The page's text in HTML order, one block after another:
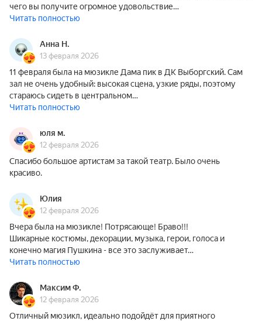
чего вы получите огромное удовольствие…
Читать полностью
Анна Н.
13 февраля 2026
11 февраля была на мюзикле Дама пик в ДК Выборгский. Сам
зал не очень удобный: высокая сцена, узкие ряды, поэтому
стараюсь сидеть в центральном…
Читать полностью
юля м.
12 февраля 2026
Спасибо большое артистам за такой театр. Было очень
красиво.
Юлия
12 февраля 2026
Вчера была на мюзикле! Потрясающе! Браво!!!
Шикарные костюмы, декорации, музыка, герои, голоса и
конечно магия Пушкина - все это заслуживает…
Читать полностью
Максим Ф.
12 февраля 2026
Отличный мюзикл, идеально подойдёт для приятного